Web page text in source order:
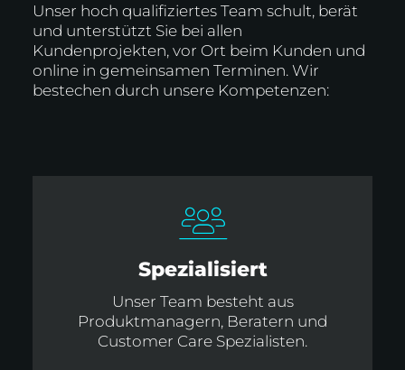
Unser hoch qualifiziertes Team schult, berät
und unterstützt Sie bei allen
Kundenprojekten, vor Ort beim Kunden und
online in gemeinsamen Terminen. Wir
bestechen durch unsere Kompetenzen:
Spezialisiert
Unser Team besteht aus
Produktmanagern, Beratern und
Customer Care Spezialisten.